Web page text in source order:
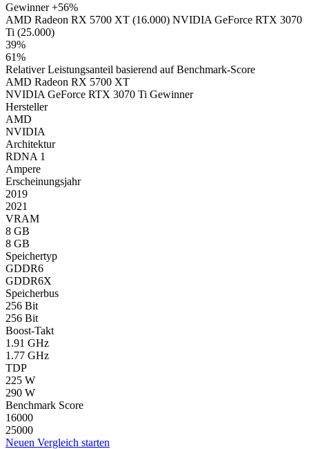
Gewinner+56%
AMD Radeon RX 5700 XT (16.000) NVIDIA GeForce RTX 3070
Ti (25.000)
39%
61%
Relativer Leistungsanteil basierend auf Benchmark-Score
AMD Radeon RX 5700 XT
NVIDIA GeForce RTX 3070 Ti Gewinner
Hersteller
AMD
NVIDIA
Architektur
RDNA 1
Ampere
Erscheinungsjahr
2019
2021
VRAM
8 GB
8 GB
Speichertyp
GDDR6
GDDR6X
Speicherbus
256 Bit
256 Bit
Boost-Takt
1.91 GHz
1.77 GHz
TDP
225 W
290 W
Benchmark Score
16000
25000
Neuen Vergleich starten